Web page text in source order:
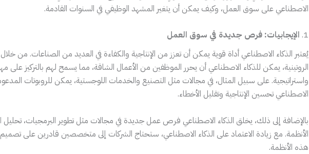
الاصطناعي على سوق العمل، وكيف يمكن أن يتغير المشهد الوظيفي في السنوات القادمة.
1. الإيجابيات: فرص جديدة في سوق العمل
يُعتبر الذكاء الاصطناعي أداة قوية يمكن أن تعزز من الإنتاجية والكفاءة في العديد من الصناعات. من خلال
الروتينية، يمكن للذكاء الاصطناعي أن يحرر الموظفين من الأعمال الشاقة، مما يسمح لهم بالتركيز على
واستراتيجية. على سبيل المثال، في مجالات مثل التصنيع والخدمات اللوجستية، يمكن للروبوتات
الاصطناعي تحسين الإنتاجية وتقليل الأخطاء.
بالإضافة إلى ذلك، يخلق الذكاء الاصطناعي فرص عمل جديدة في مجالات مثل تطوير البرمجيات، تحليل
الأنظمة. مع زيادة الاعتماد على الذكاء الاصطناعي، ستحتاج الشركات إلى متخصصين قادرين على
هذه الأنظمة.